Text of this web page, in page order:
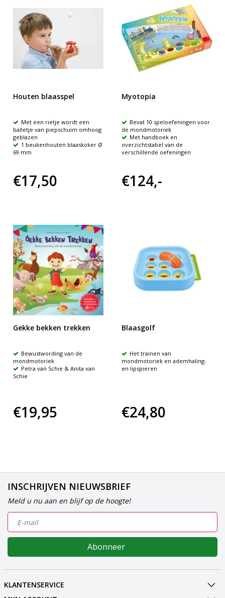
Houten blaasspel
Met een rietje wordt een
balletje van piepschuim omhoog
geblazen
1 beukenhouten blaaskoker Ø
69 mm
€17,50
Myotopia
Bevat 10 speloefeningen voor
de mondmotoriek
Met handboek en
overzichtstabel van de
verschillende oefeningen
€124,-
Gekke bekken trekken
Bewustwording van de
mondmotoriek
Petra van Schie & Anita van
Schie
€19,95
Blaasgolf
Het trainen van
mondmotoriek en ademhaling-
en lipspieren
€24,80
INSCHRIJVEN NIEUWSBRIEF
Meld u nu aan en blijf op de hoogte!
Abonneer
KLANTENSERVICE